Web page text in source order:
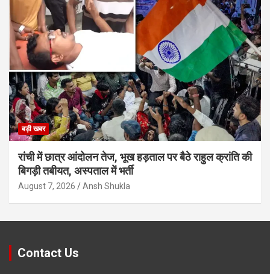
बड़ी खबर
रांची में छात्र आंदोलन तेज, भूख हड़ताल पर बैठे राहुल क्रांति की
बिगड़ी तबीयत, अस्पताल में भर्ती
August 7, 2026 Ansh Shukla
Contact Us